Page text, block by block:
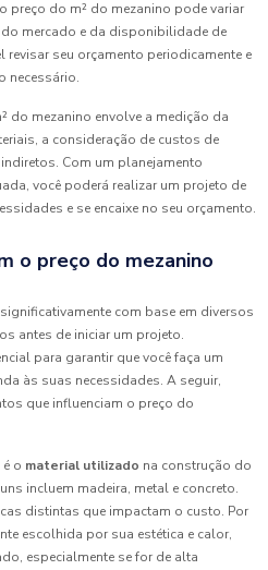
preço do m² do mezanino pode variar
mercado e da disponibilidade de
revisar seu orçamento periodicamente e
necessário.
do mezanino envolve a medição da
a consideração de custos de
Com um planejamento
você poderá realizar um projeto de
e se encaixe no seu orçamento.
o preço do mezanino
com base em diversos
antes de iniciar um projeto.
para garantir que você faça um
às suas necessidades. A seguir,
que influenciam o preço do
o material utilizado na construção do
incluem madeira, metal e concreto.
distintas que impactam o custo. Por
escolhida por sua estética e calor,
especialmente se for de alta